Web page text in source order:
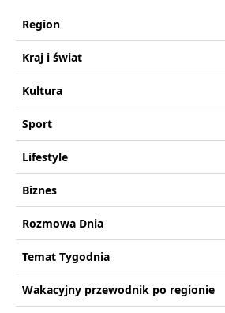
Region
Kraj i świat
Kultura
Sport
Lifestyle
Biznes
Rozmowa Dnia
Temat Tygodnia
Wakacyjny przewodnik po regionie